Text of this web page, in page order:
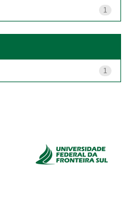
1
1